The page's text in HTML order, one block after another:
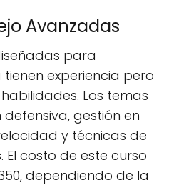
Avanzadas
para
experiencia pero
Los temas
gestión en
y técnicas de
costo de este curso
dependiendo de la